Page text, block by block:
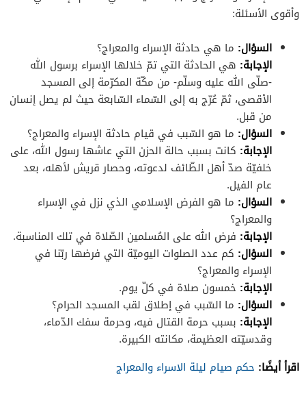
وأقوى الأسئلة:
السؤال: ما هي حادثة الإسراء والمعراج؟
الإجابة: هي الحادثة التي تمّ خلالها الإسراء برسول الله
-صلّى الله عليه وسلّم- من مكّة المكرّمة إلى المسجد
الأقصى، ثمّ عُرّج به إلى السّماء السّابعة حيث لم يصل إنسان
من قبل.
السؤال: ما هو السّبب في قيام حادثة الإسراء والمعراج؟
الإجابة: كانت بسبب حالة الحزن التي عاشها رسول الله، على
خلفيّة صدّ أهل الطّائف لدعوته، وحصار قريش لأهله، بعد
عام الفيل.
السؤال: ما هو الفرض الإسلامي الذي نزل في الإسراء
والمعراج؟
الإجابة: فرض الله على المُسلمين الصّلاة في تلك المناسبة.
السؤال: كم عدد الصلوات اليوميّة التي فرضها ربّنا في
الإسراء والمعراج؟
الإجابة: خمسون صلاة في كلّ يوم.
السؤال: ما السّبب في إطلاق لقب المسجد الحرام؟
الإجابة: بسبب حرمة القتال فيه، وحرمة سفك الدّماء،
وقدسيّته العظيمة، مكانته الكبيرة.
اقرأ أيضًا: حكم صيام ليلة الاسراء والمعراج